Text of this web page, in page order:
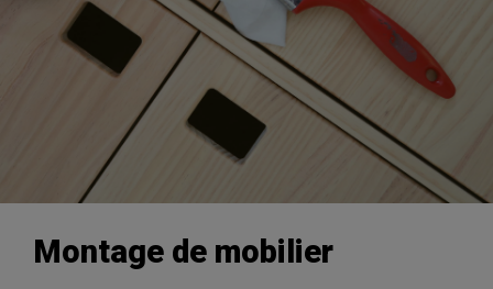
Montage de mobilier